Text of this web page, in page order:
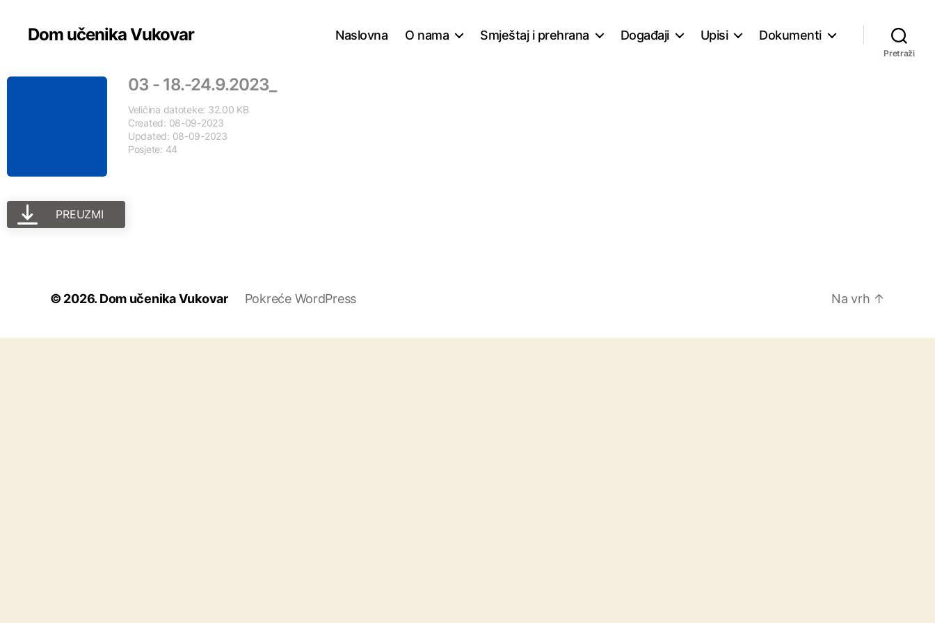
Dom učenika Vukovar Naslovna O nama Smještaj i prehrana Događaji Upisi Dokumenti
Pretraži
03 - 18.-24.9.2023_
Veličina datoteke: 32.00 KB
Created: 08-09-2023
Updated: 08-09-2023
Posjete: 44
PREUZMI
© 2026. Dom učenika Vukovar Pokreće WordPress Na vrh ↑